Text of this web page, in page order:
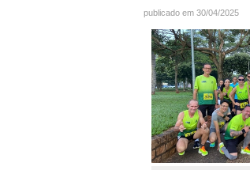
publicado em 30/04/2025